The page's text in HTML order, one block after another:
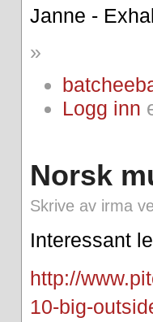
Janne -
»
Logg inn
Norsk
Skrive av irma
Interessant
http://
10-big-